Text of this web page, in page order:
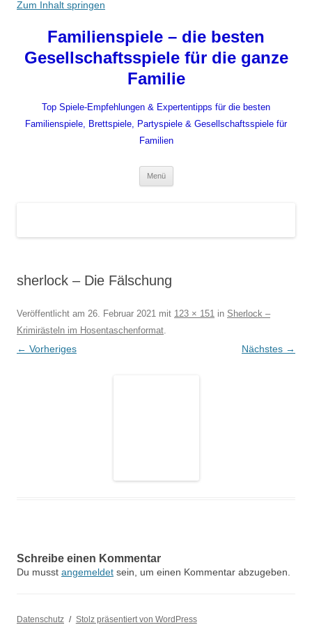
Zum Inhalt springen
Familienspiele – die besten
Gesellschaftsspiele für die ganze
Familie
Top Spiele-Empfehlungen & Expertentipps für die besten
Familienspiele, Brettspiele, Partyspiele & Gesellschaftsspiele für
Familien
Menü
sherlock – Die Fälschung
Veröffentlicht am 26. Februar 2021 mit 123 × 151 in Sherlock –
Krimirästeln im Hosentaschenformat.
← Vorheriges Nächstes →
Schreibe einen Kommentar
Du musst angemeldet sein, um einen Kommentar abzugeben.
Datenschutz Stolz präsentiert von WordPress